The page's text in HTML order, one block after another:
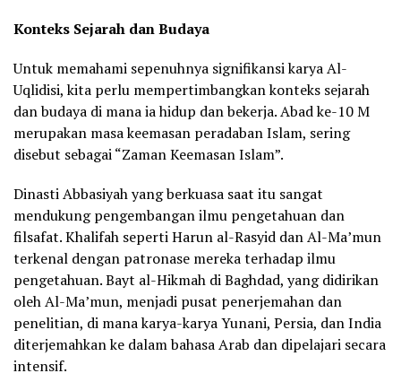
Konteks Sejarah dan Budaya
Untuk memahami sepenuhnya signifikansi karya Al-
Uqlidisi, kita perlu mempertimbangkan konteks sejarah
dan budaya di mana ia hidup dan bekerja. Abad ke-10 M
merupakan masa keemasan peradaban Islam, sering
disebut sebagai “Zaman Keemasan Islam”.
Dinasti Abbasiyah yang berkuasa saat itu sangat
mendukung pengembangan ilmu pengetahuan dan
filsafat. Khalifah seperti Harun al-Rasyid dan Al-Ma’mun
terkenal dengan patronase mereka terhadap ilmu
pengetahuan. Bayt al-Hikmah di Baghdad, yang didirikan
oleh Al-Ma’mun, menjadi pusat penerjemahan dan
penelitian, di mana karya-karya Yunani, Persia, dan India
diterjemahkan ke dalam bahasa Arab dan dipelajari secara
intensif.